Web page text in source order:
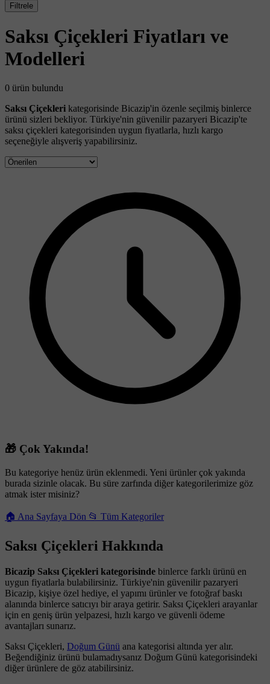
Filtrele
Saksı Çiçekleri Fiyatları ve
Modelleri
0 ürün bulundu
Saksı Çiçekleri kategorisinde Bicazip'in özenle seçilmiş binlerce
ürünü sizleri bekliyor. Türkiye'nin güvenilir pazaryeri Bicazip'te
saksı çiçekleri kategorisinden uygun fiyatlarla, hızlı kargo
seçeneğiyle alışveriş yapabilirsiniz.
🎁 Çok Yakında!
Bu kategoriye henüz ürün eklenmedi. Yeni ürünler çok yakında
burada sizinle olacak. Bu süre zarfında diğer kategorilerimize göz
atmak ister misiniz?
🏠 Ana Sayfaya Dön 📂 Tüm Kategoriler
Saksı Çiçekleri Hakkında
Bicazip Saksı Çiçekleri kategorisinde binlerce farklı ürünü en
uygun fiyatlarla bulabilirsiniz. Türkiye'nin güvenilir pazaryeri
Bicazip, kişiye özel hediye, el yapımı ürünler ve fotoğraf baskı
alanında binlerce satıcıyı bir araya getirir. Saksı Çiçekleri arayanlar
için en geniş ürün yelpazesi, hızlı kargo ve güvenli ödeme
avantajları sunarız.
Saksı Çiçekleri, Doğum Günü ana kategorisi altında yer alır.
Beğendiğiniz ürünü bulamadıysanız Doğum Günü kategorisindeki
diğer ürünlere de göz atabilirsiniz.